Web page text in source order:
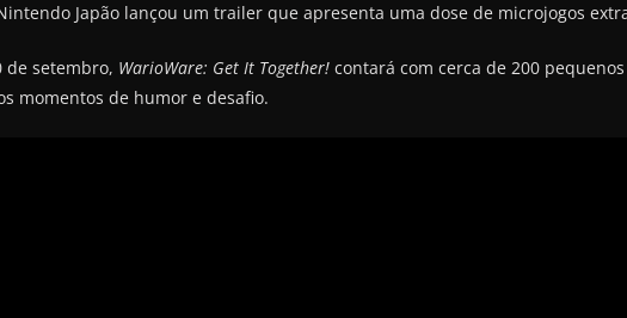
Japão lançou um trailer que apresenta uma dose de microjogos
de setembro, WarioWare: Get It Together! contará com cerca de 200
momentos de humor e desafio.